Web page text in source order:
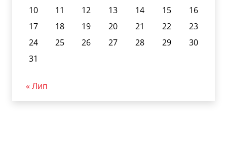
10
11 12 13 14 15
16
17
18 19 20 21 22
23
24
25 26 27 28 29
30
31
« Лип